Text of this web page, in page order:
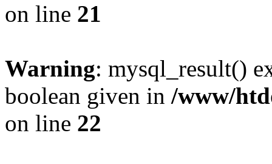
on line 21
Warning: mysql_result()
boolean given in /www/
on line 22